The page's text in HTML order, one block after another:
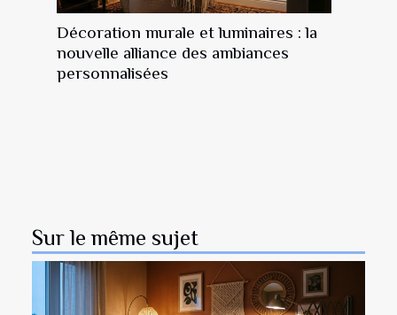
Décoration murale et luminaires : la
nouvelle alliance des ambiances
personnalisées
Sur le même sujet